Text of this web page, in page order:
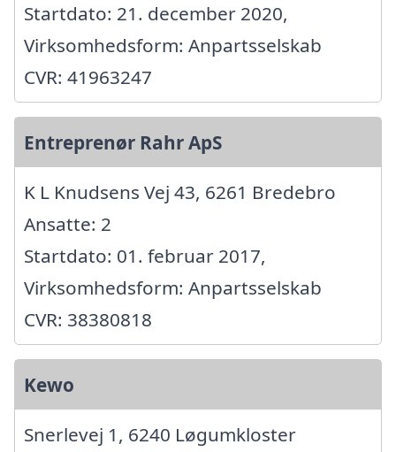
Startdato: 21. december 2020,
Virksomhedsform: Anpartsselskab
CVR: 41963247
Entreprenør Rahr ApS
K L Knudsens Vej 43, 6261 Bredebro
Ansatte: 2
Startdato: 01. februar 2017,
Virksomhedsform: Anpartsselskab
CVR: 38380818
Kewo
Snerlevej 1, 6240 Løgumkloster